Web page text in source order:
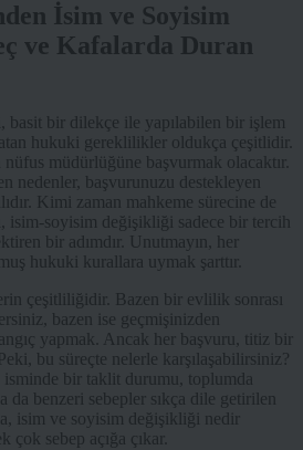
İsim ve Soyisim
ve Kafalarda Duran
basit bir dilekçe ile yapılabilen bir işlem
hukuki gereklilikler oldukça çeşitlidir.
nüfus müdürlüğüne başvurmak olacaktır.
nedenler, başvurunuzu destekleyen
Kimi zaman mahkeme sürecine de
isim-soyisim değişikliği sadece bir tercih
bir adımdır. Unutmayın, her
hukuki kurallara uymak şarttır.
çeşitliliğidir. Bazen bir evlilik sonrası
bazen ise geçmişinizden
yapmak. Ancak her başvuru, titiz bir
bu süreçte nelerle karşılaşabilirsiniz?
bir taklit durumu, toplumda
da benzeri sebepler sıkça dile getirilen
isim ve soyisim değişikliği nedir
çok sebep açığa çıkar.